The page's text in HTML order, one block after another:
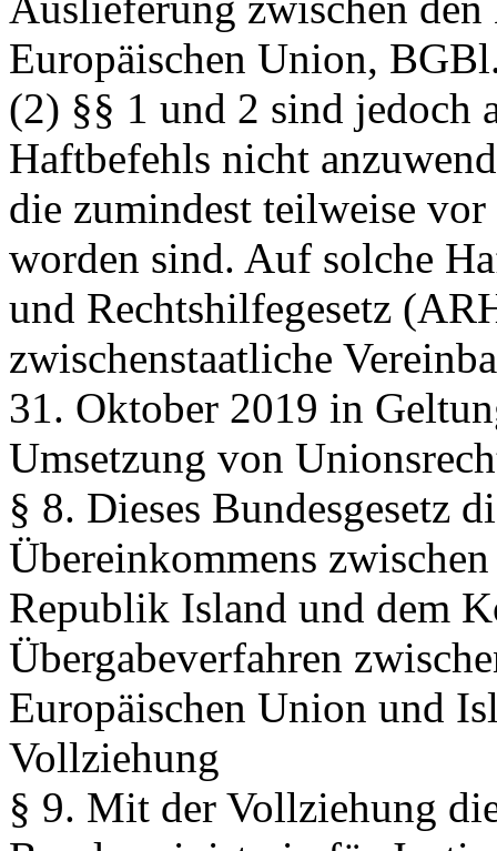
Europäischen Union,
(2) §§ 1 und 2 sind jedoch
Haftbefehls nicht
die zumindest teilweise
worden sind. Auf solche
und Rechtshilfegesetz
zwischenstaatliche
31. Oktober 2019 in
Umsetzung von
§ 8. Dieses Bundesgesetz
Übereinkommens
Republik Island und dem
Übergabeverfahren
Europäischen Union und
Vollziehung
§ 9. Mit der Vollziehung